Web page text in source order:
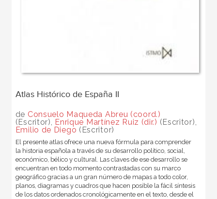
Atlas Histórico de España II
de Consuelo Maqueda Abreu (coord.)
(Escritor), Enrique Martínez Ruiz (dir.) (Escritor),
Emilio de Diego (Escritor)
El presente atlas ofrece una nueva fórmula para comprender
la historia española a través de su desarrollo político, social,
económico, bélico y cultural. Las claves de ese desarrollo se
encuentran en todo momento contrastadas con su marco
geográfico gracias a un gran número de mapas a todo color,
planos, diagramas y cuadros que hacen posible la fácil síntesis
de los datos ordenados cronológicamente en el texto, desde el